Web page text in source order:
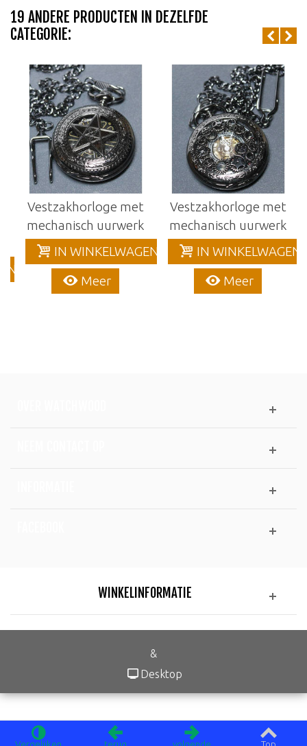
19 ANDERE PRODUCTEN IN DEZELFDE
CATEGORIE:
Vestzakhorloge met
mechanisch uurwerk
IN WINKELWAGEN
Meer
Vestzakhorloge met
mechanisch uurwerk
IN WINKELWAGEN
Meer
WINKELINFORMATIE
&
Desktop